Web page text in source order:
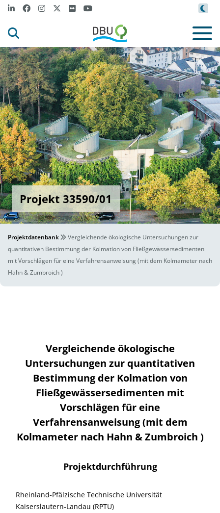
Projekt 33590/01
Projektdatenbank
Vergleichende ökologische Untersuchungen zur
quantitativen Bestimmung der Kolmation von Fließgewässersedimenten
mit Vorschlägen für eine Verfahrensanweisung (mit dem Kolmameter nach
Hahn & Zumbroich )
Vergleichende ökologische
Untersuchungen zur quantitativen
Bestimmung der Kolmation von
Fließgewässersedimenten mit
Vorschlägen für eine
Verfahrensanweisung (mit dem
Kolmameter nach Hahn & Zumbroich )
Projektdurchführung
Rheinland-Pfälzische Technische Universität
Kaiserslautern-Landau (RPTU)